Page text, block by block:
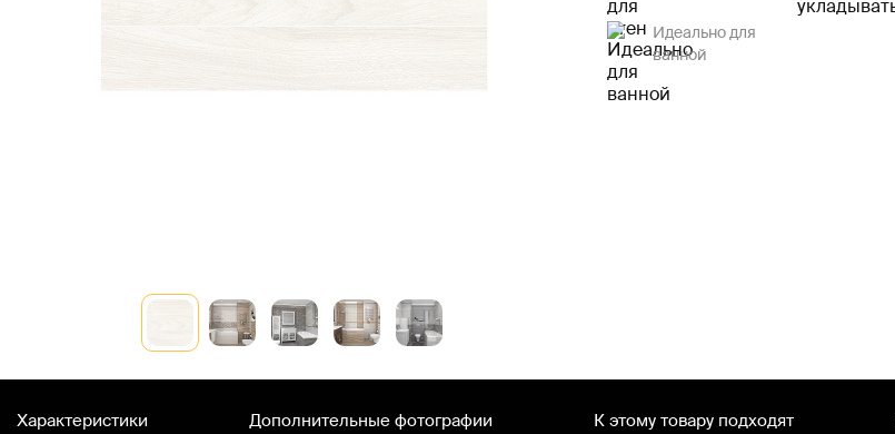
Идеально для
ванной
Характеристики Дополнительные фотографии К этому товару подходят